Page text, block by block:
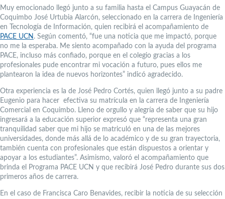
Muy emocionado llegó junto a su familia hasta el Campus Guayacán de
Coquimbo José Urtubia Alarcón, seleccionado en la carrera de Ingeniería
en Tecnología de Información, quien recibirá el acompañamiento de
PACE UCN . Según comentó, “fue una noticia que me impactó, porque
no me la esperaba. Me siento acompañado con la ayuda del programa
PACE, incluso más confiado, porque en el colegio gracias a los
profesionales pude encontrar mi vocación a futuro, pues ellos me
plantearon la idea de nuevos horizontes” indicó agradecido.
Otra experiencia es la de José Pedro Cortés, quien llegó junto a su padre
Eugenio para hacer efectiva su matrícula en la carrera de Ingeniería
Comercial en Coquimbo. Lleno de orgullo y alegría de saber que su hijo
ingresará a la educación superior expresó que “representa una gran
tranquilidad saber que mi hijo se matriculó en una de las mejores
universidades, donde más allá de lo académico y de su gran trayectoria,
también cuenta con profesionales que están dispuestos a orientar y
apoyar a los estudiantes”. Asimismo, valoró el acompañamiento que
brinda el Programa PACE UCN y que recibirá José Pedro durante sus dos
primeros años de carrera.
En el caso de Francisca Caro Benavides, recibir la noticia de su selección